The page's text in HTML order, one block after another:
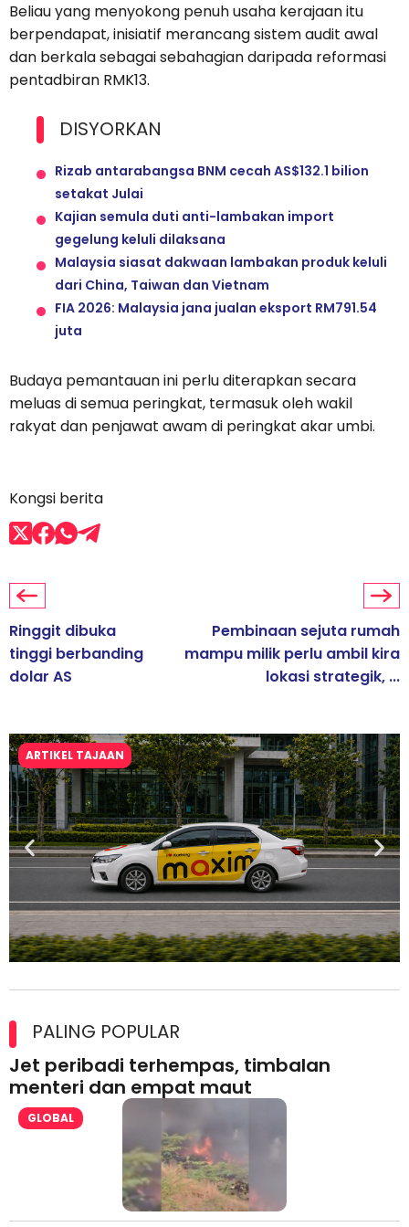
Beliau yang menyokong penuh usaha kerajaan itu
berpendapat, inisiatif merancang sistem audit awal
dan berkala sebagai sebahagian daripada reformasi
pentadbiran RMK13.
DISYORKAN
Rizab antarabangsa BNM cecah AS$132.1 bilion
setakat Julai
Kajian semula duti anti-lambakan import
gegelung keluli dilaksana
Malaysia siasat dakwaan lambakan produk keluli
dari China, Taiwan dan Vietnam
FIA 2026: Malaysia jana jualan eksport RM791.54
juta
Budaya pemantauan ini perlu diterapkan secara
meluas di semua peringkat, termasuk oleh wakil
rakyat dan penjawat awam di peringkat akar umbi.
Kongsi berita
Ringgit dibuka
tinggi berbanding
dolar AS
Pembinaan sejuta rumah
mampu milik perlu ambil kira
lokasi strategik, ...
ARTIKEL TAJAAN
lesen separuh pertama 2026
PALING POPULAR
Jet peribadi terhempas, timbalan
menteri dan empat maut
GLOBAL